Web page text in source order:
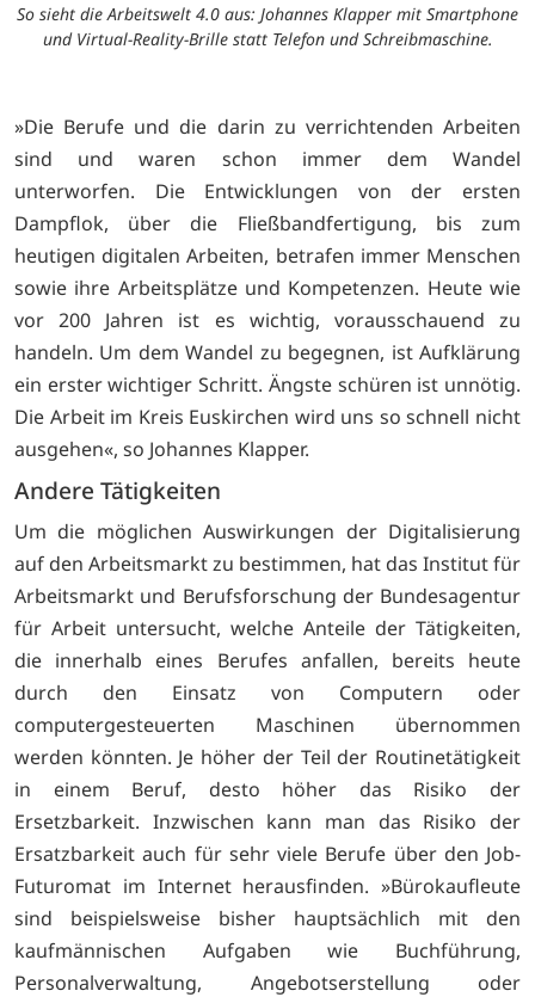
So sieht die Arbeitswelt 4.0 aus: Johannes Klapper mit Smartphone
und Virtual-Reality-Brille statt Telefon und Schreibmaschine.
»Die Berufe und die darin zu verrichtenden Arbeiten
sind und waren schon immer dem Wandel
unterworfen. Die Entwicklungen von der ersten
Dampflok, über die Fließbandfertigung, bis zum
heutigen digitalen Arbeiten, betrafen immer Menschen
sowie ihre Arbeitsplätze und Kompetenzen. Heute wie
vor 200 Jahren ist es wichtig, vorausschauend zu
handeln. Um dem Wandel zu begegnen, ist Aufklärung
ein erster wichtiger Schritt. Ängste schüren ist unnötig.
Die Arbeit im Kreis Euskirchen wird uns so schnell nicht
ausgehen«, so Johannes Klapper.
Andere Tätigkeiten
Um die möglichen Auswirkungen der Digitalisierung
auf den Arbeitsmarkt zu bestimmen, hat das Institut für
Arbeitsmarkt und Berufsforschung der Bundesagentur
für Arbeit untersucht, welche Anteile der Tätigkeiten,
die innerhalb eines Berufes anfallen, bereits heute
durch den Einsatz von Computern oder
computergesteuerten Maschinen übernommen
werden könnten. Je höher der Teil der Routinetätigkeit
in einem Beruf, desto höher das Risiko der
Ersetzbarkeit. Inzwischen kann man das Risiko der
Ersatzbarkeit auch für sehr viele Berufe über den Job-
Futuromat im Internet herausfinden. »Bürokaufleute
sind beispielsweise bisher hauptsächlich mit den
kaufmännischen Aufgaben wie Buchführung,
Personalverwaltung, Angebotserstellung oder